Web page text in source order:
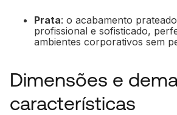
Prata: o acabamento
profissional e sofisticado,
ambientes corporativos sem
Dimensões e
características